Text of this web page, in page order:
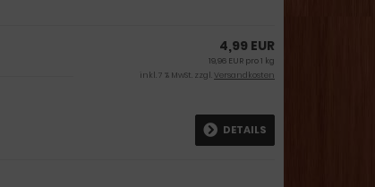
4,99 EUR
19,96 EUR pro 1 kg
inkl. 7 % MwSt. zzgl.Versandkosten
DETAILS